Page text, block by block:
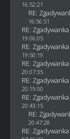
16:52:21
RE:
16:56:51
RE:
19:06:05
RE:
19:50:19
RE:
20:07:35
RE:
20:19:00
RE:
20:43:15
RE:
20:47:28
RE: